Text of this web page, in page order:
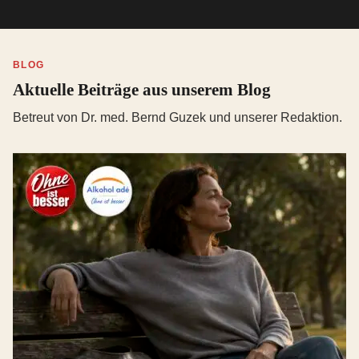
BLOG
Aktuelle Beiträge aus unserem Blog
Betreut von Dr. med. Bernd Guzek und unserer Redaktion.